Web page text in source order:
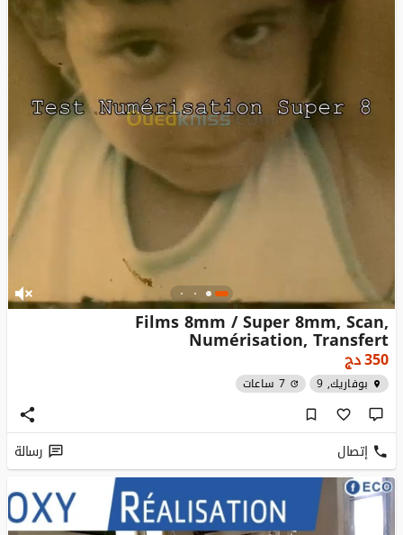
Films 8mm / Super 8mm, Scan,
Numérisation, Transfert
350دج
بوفاريك, 9 7 ساعات
إتصال رسالة